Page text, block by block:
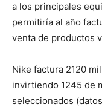
a los principales
permitiría al año
venta de productos
Nike factura 2120
invirtiendo 1245 de
seleccionados